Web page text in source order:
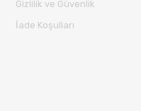
Gizlilik ve Güvenlik
İade Koşulları